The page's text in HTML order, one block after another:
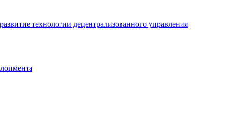
технологии децентрализованного управления